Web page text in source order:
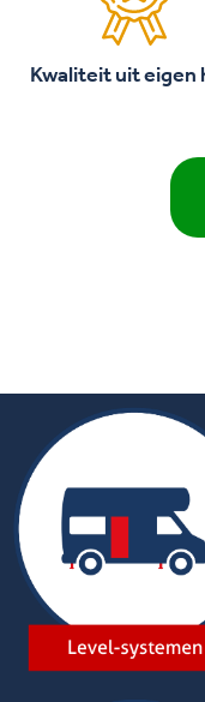
Kwaliteit uit eigen